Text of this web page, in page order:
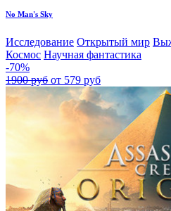
No Man's Sky
Исследование Открытый мир
Космос Научная фантастика
-70%
1900 руб от 579 руб